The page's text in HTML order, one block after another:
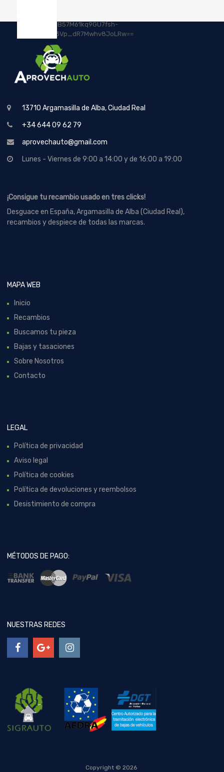
13710 Argamasilla de Alba, Ciudad Real
+34 644 09 62 79
aprovechauto@gmail.com
Lunes - Viernes de 9:00 a 14:00 y de 16:00 a 19:00
¡Consigue tu recambio usado en tres clicks!
Desguace en España, Argamasilla de Alba (Ciudad Real),
recambios y despiece de todas las marcas.
MAPA WEB
Inicio
Recambios
Buscamos tu pieza
Bajas y tasaciones
Sobre Nosotros
Contacto
LEGAL
Política de privacidad
Aviso legal
Política de cookies
Política de devoluciones y reembolsos
Desistimiento de compra
MÉTODOS DE PAGO:
NUESTRAS REDES
Copyright © 2026